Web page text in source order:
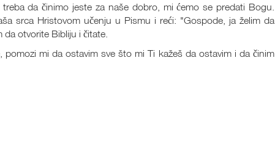
da činimo jeste za naše dobro, mi ćemo se predati Bogu.
srca Hristovom učenju u Pismu i reći: "Gospode, ja želim da
da otvorite Bibliju i čitate.
mi da ostavim sve što mi Ti kažeš da ostavim i da činim